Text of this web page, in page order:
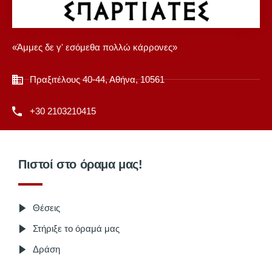
«Άμμες δε γ' εσόμεθα πολλώ κάρρονες»
Πραξιτέλους 40-44, Αθήνα, 10561
+30 2103210415
Πιστοί στο όραμα μας!
Θέσεις
Στήριξε το όραμά μας
Δράση